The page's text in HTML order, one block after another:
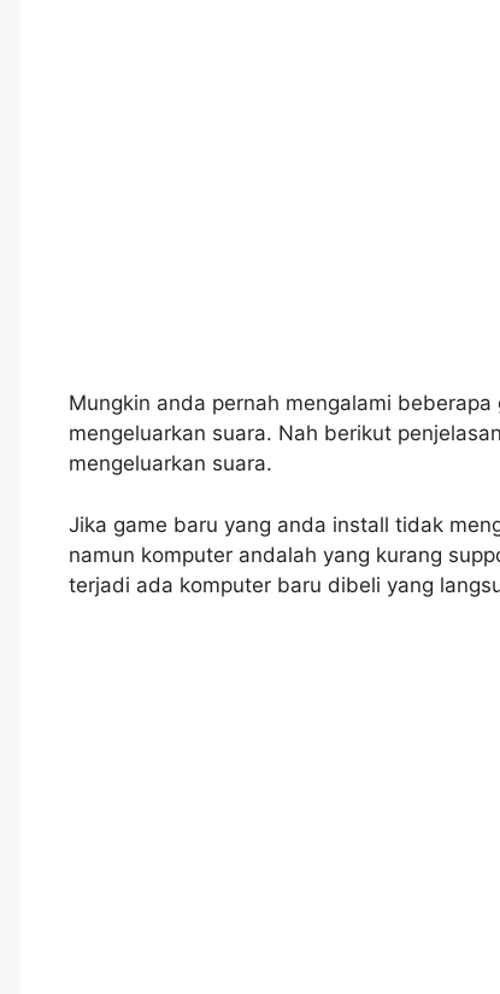
Mungkin anda pernah mengalami
mengeluarkan suara. Nah berikut
mengeluarkan suara.
Jika game baru yang anda install tidak
namun komputer andalah yang kurang
terjadi ada komputer baru dibeli yang